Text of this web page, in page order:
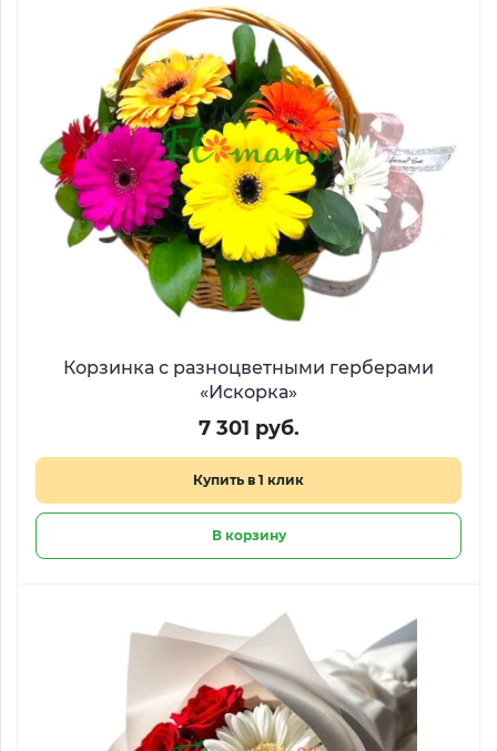
Корзинка с разноцветными герберами
«Искорка»
7 301 руб.
Купить в 1 клик
В корзину